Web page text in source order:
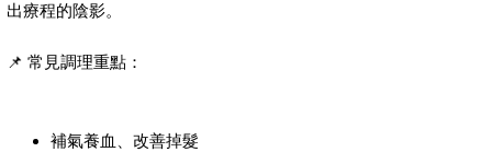
出療程的陰影。
📌 常見調理重點：
補氣養血、改善掉髮